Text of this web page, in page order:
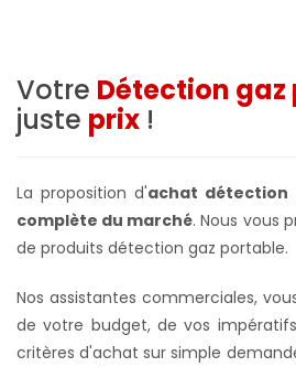
Votre Détection
juste prix !
La proposition d'achat détection
complète du marché. Nous vous
de produits détection gaz portable.
Nos assistantes commerciales,
de votre budget, de vos
critères d'achat sur simple